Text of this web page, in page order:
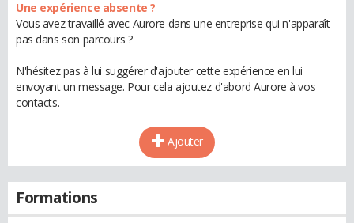
Une expérience absente ?
Vous avez travaillé avec Aurore dans une entreprise qui n'apparaît
pas dans son parcours ?
N'hésitez pas à lui suggérer d'ajouter cette expérience en lui
envoyant un message. Pour cela ajoutez d'abord Aurore à vos
contacts.
Ajouter
Formations